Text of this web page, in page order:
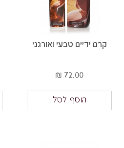
קרם ידיים טבעי ואורגני
72.00 ₪
הוסף לסל